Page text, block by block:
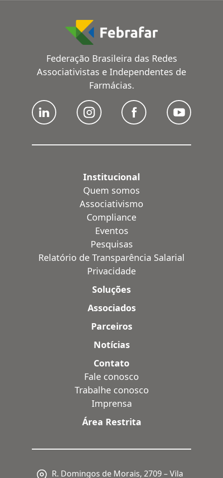
Federação Brasileira das Redes
Associativistas e Independentes de
Farmácias.
Institucional
Quem somos
Associativismo
Compliance
Eventos
Pesquisas
Relatório de Transparência Salarial
Privacidade
Soluções
Associados
Parceiros
Notícias
Contato
Fale conosco
Trabalhe conosco
Imprensa
Área Restrita
R. Domingos de Morais, 2709 – Vila